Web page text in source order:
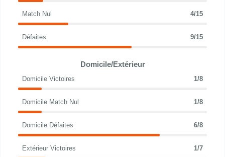
Match Nul 4/15
Défaites 9/15
Domicile/Extérieur
Domicile Victoires 1/8
Domicile Match Nul 1/8
Domicile Défaites 6/8
Extérieur Victoires 1/7